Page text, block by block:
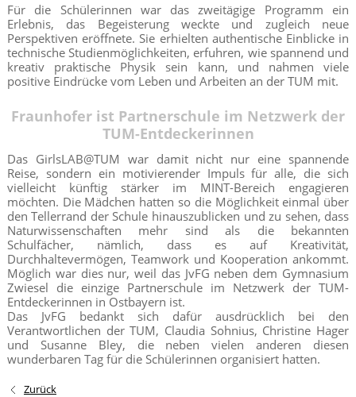
Für die Schülerinnen war das zweitägige Programm ein
Erlebnis, das Begeisterung weckte und zugleich neue
Perspektiven eröffnete. Sie erhielten authentische Einblicke in
technische Studienmöglichkeiten, erfuhren, wie spannend und
kreativ praktische Physik sein kann, und nahmen viele
positive Eindrücke vom Leben und Arbeiten an der TUM mit.
Fraunhofer ist Partnerschule im Netzwerk der
TUM-Entdeckerinnen
Das GirlsLAB@TUM war damit nicht nur eine spannende
Reise, sondern ein motivierender Impuls für alle, die sich
vielleicht künftig stärker im MINT-Bereich engagieren
möchten. Die Mädchen hatten so die Möglichkeit einmal über
den Tellerrand der Schule hinauszublicken und zu sehen, dass
Naturwissenschaften mehr sind als die bekannten
Schulfächer, nämlich, dass es auf Kreativität,
Durchhaltevermögen, Teamwork und Kooperation ankommt.
Möglich war dies nur, weil das JvFG neben dem Gymnasium
Zwiesel die einzige Partnerschule im Netzwerk der TUM-
Entdeckerinnen in Ostbayern ist.
Das JvFG bedankt sich dafür ausdrücklich bei den
Verantwortlichen der TUM, Claudia Sohnius, Christine Hager
und Susanne Bley, die neben vielen anderen diesen
wunderbaren Tag für die Schülerinnen organisiert hatten.
Zurück